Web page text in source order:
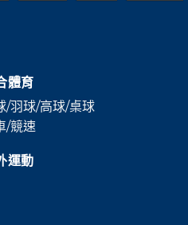
體育
/羽球/高球/桌球
/競速
運動